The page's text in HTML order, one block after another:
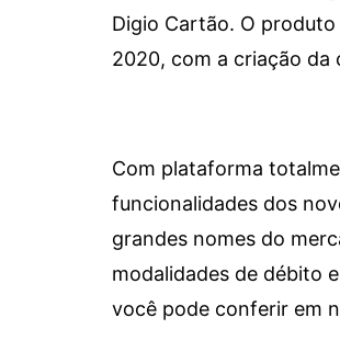
Digio Cartão. O
2020, com a criação
Com plataforma
funcionalidades dos
grandes nomes do
modalidades de débito
você pode conferir em